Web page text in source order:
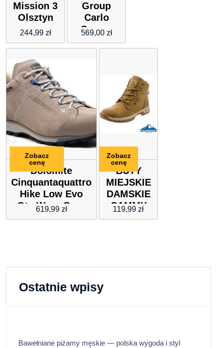
Mission 3
Olsztyn
244,99 zł
Group
Carlo
Czarne
19249H
569,00 zł
Dolomite
Cinquantaquattro
Hike Low Evo
Gtx Wmn Gore
Tex 289210
619,99 zł
Zobacz
cenę
BUTY
MIEJSKIE
DAMSKIE
CAMMY
KAPPA
119,99 zł
Zobacz
cenę
Ostatnie wpisy
Bawełniane piżamy męskie — polska wygoda i styl